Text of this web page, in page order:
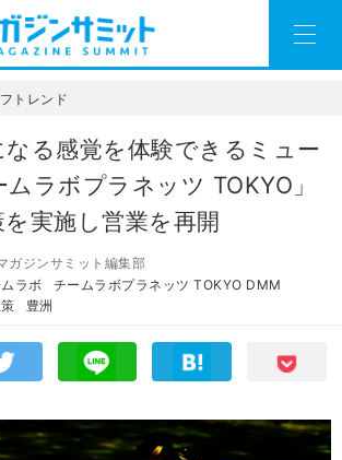
トレンド
る感覚を体験できるミュー
ラボプラネッツ TOKYO」
実施し営業を再開
ガジンサミット編集部
ラボ
チームラボプラネッツ TOKYO DMM
豊洲